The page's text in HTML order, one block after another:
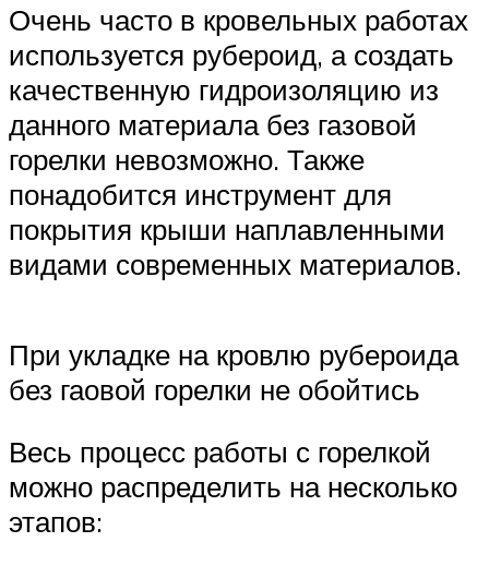
Очень часто в кровельных работах
используется рубероид, а создать
качественную гидроизоляцию из
данного материала без газовой
горелки невозможно. Также
понадобится инструмент для
покрытия крыши наплавленными
видами современных материалов.
При укладке на кровлю рубероида
без гаовой горелки не обойтись
Весь процесс работы с горелкой
можно распределить на несколько
этапов: